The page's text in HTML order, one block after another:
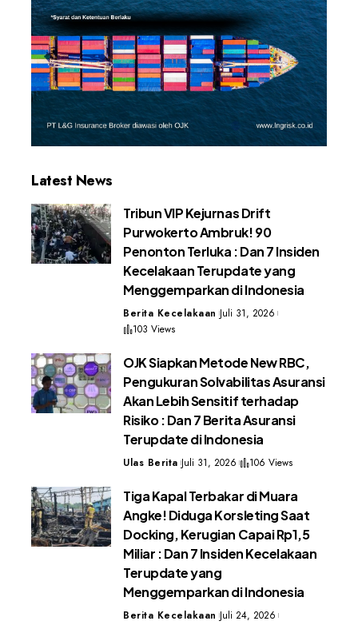
Latest News
Tribun VIP Kejurnas Drift
Purwokerto Ambruk! 90
Penonton Terluka : Dan 7 Insiden
Kecelakaan Terupdate yang
Menggemparkan di Indonesia
Berita Kecelakaan Juli 31, 2026
103 Views
OJK Siapkan Metode New RBC,
Pengukuran Solvabilitas Asuransi
Akan Lebih Sensitif terhadap
Risiko : Dan 7 Berita Asuransi
Terupdate di Indonesia
Ulas Berita Juli 31, 2026 106 Views
Tiga Kapal Terbakar di Muara
Angke! Diduga Korsleting Saat
Docking, Kerugian Capai Rp1,5
Miliar : Dan 7 Insiden Kecelakaan
Terupdate yang
Menggemparkan di Indonesia
Berita Kecelakaan Juli 24, 2026